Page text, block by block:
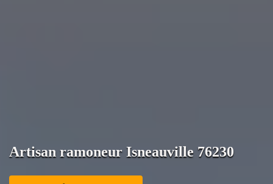
Artisan ramoneur Isneauville 76230